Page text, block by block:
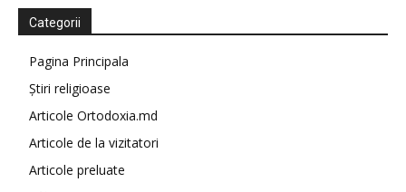
Categorii
Pagina Principala
Știri religioase
Articole Ortodoxia.md
Articole de la vizitatori
Articole preluate